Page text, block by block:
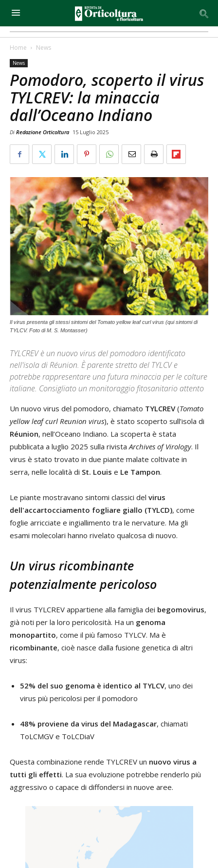
Home News
News
Pomodoro, scoperto il virus
TYLCREV: la minaccia
dall’Oceano Indiano
Di Redazione Orticoltura 15 Luglio 2025
Il virus presenta gli stessi sintomi del Tomato yellow leaf curl virus (qui sintomi di
TYLCV. Foto di M. S. Montasser)
TYLCREV è un nuovo virus del pomodoro identificato
nell'isola di Réunion. È parente stretto del TYLCV e
potrebbe rappresentare una futura minaccia per le colture
italiane. Consigliato un monitoraggio fitosanitario attento
Un nuovo virus del pomodoro, chiamato TYLCREV(Tomato
yellow leaf curl Reunion virus), è stato scoperto sull’isola di
Réunion, nell’Oceano Indiano. La scoperta è stata
pubblicata a luglio 2025 sulla rivista Archives of Virology. Il
virus è stato trovato in due piante malate coltivate in
serra, nelle località di St. Louis e Le Tampon.
Le piante mostravano sintomi classici del virus
dell'accartocciamento fogliare giallo (TYLCD), come
foglie arricciate e ingiallimento tra le nervature. Ma gli
esami molecolari hanno rivelato qualcosa di nuovo.
Un virus ricombinante
potenzialmente pericoloso
Il virus TYLCREV appartiene alla famiglia dei begomovirus,
già noti per la loro pericolosità. Ha un genoma
monopartito, come il più famoso TYLCV. Ma è
ricombinante, cioè nasce dalla fusione genetica di altri
virus:
52% del suo genoma è identico al TYLCV, uno dei
virus più pericolosi per il pomodoro
48% proviene da virus del Madagascar, chiamati
ToLCMGV e ToLCDiaV
Questa combinazione rende TYLCREV un nuovo virus a
tutti gli effetti. La sua evoluzione potrebbe renderlo più
aggressivo o capace di diffondersi in nuove aree.